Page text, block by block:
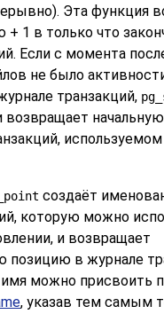
Эта функция
1 в только что
Если с момента
не было
транзакций,
возвращает
создаёт
которую можно
и возвращает
в журнале
можно присвоить
, указав тем самым